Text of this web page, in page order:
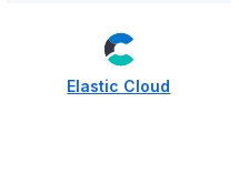
Elastic Cloud